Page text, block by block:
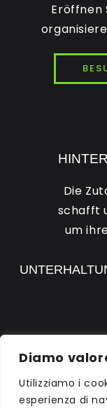
Diamo
Utilizziamo i
esperienza di
Eröffnen
Die
schafft
um